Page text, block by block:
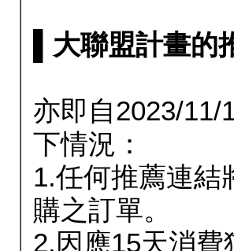
▌大聯盟計畫
亦即自2023/11/
下情況：
1.任何推薦連結
購之訂單。
2.因應15天消